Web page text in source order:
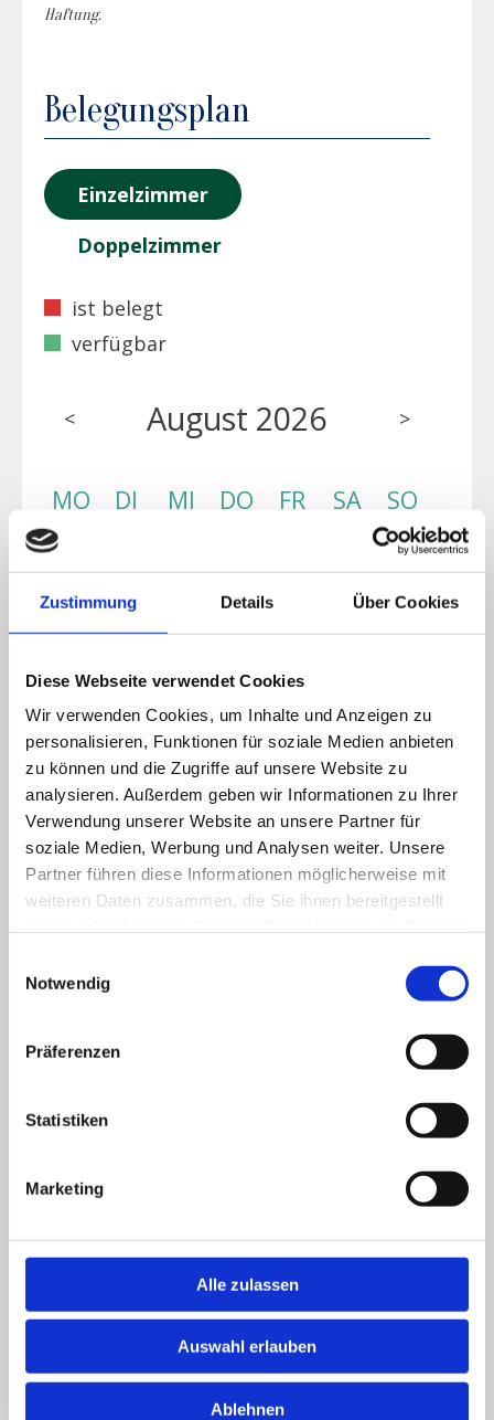
Zustimmung Details Über Cookies
Diese Webseite verwendet Cookies
Wir verwenden Cookies, um Inhalte und Anzeigen zu
personalisieren, Funktionen für soziale Medien anbieten
zu können und die Zugriffe auf unsere Website zu
analysieren. Außerdem geben wir Informationen zu Ihrer
Verwendung unserer Website an unsere Partner für
soziale Medien, Werbung und Analysen weiter. Unsere
Partner führen diese Informationen möglicherweise mit
weiteren Daten zusammen, die Sie ihnen bereitgestellt
Notwendig
Präferenzen
Statistiken
Marketing
Alle zulassen
Auswahl erlauben
Ablehnen
Haftung.
Belegungsplan
Einzelzimmer
Doppelzimmer
ist belegt
verfügbar
< August 2026 >
MO DI MI DO FR SA SO
10 11 12 13 14 15 16
17 18 19 20 21 22 23
24 25 26 27 28 29 30
*Hinweis: Angaben ohne Gewähr. Zwecks konkreter
Pflegeeinrichtung
Preise für Kurzzeitpflege
Pflegegrad 1